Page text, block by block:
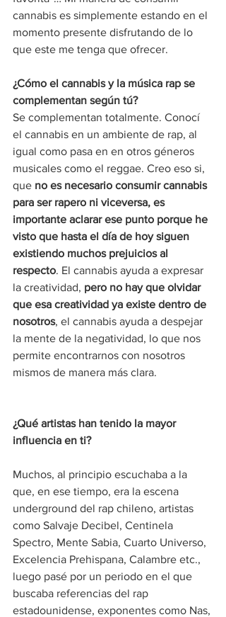
cannabis es simplemente estando en el
momento presente disfrutando de lo
que este me tenga que ofrecer.
¿Cómo el cannabis y la música rap se
complementan según tú?
Se complementan totalmente. Conocí
el cannabis en un ambiente de rap, al
igual como pasa en en otros géneros
musicales como el reggae. Creo eso si,
que no es necesario consumir cannabis
para ser rapero ni viceversa, es
importante aclarar ese punto porque he
visto que hasta el día de hoy siguen
existiendo muchos prejuicios al
respecto. El cannabis ayuda a expresar
la creatividad, pero no hay que olvidar
que esa creatividad ya existe dentro de
nosotros, el cannabis ayuda a despejar
la mente de la negatividad, lo que nos
permite encontrarnos con nosotros
mismos de manera más clara.
¿Qué artistas han tenido la mayor
influencia en ti?
Muchos, al principio escuchaba a la
que, en ese tiempo, era la escena
underground del rap chileno, artistas
como Salvaje Decibel, Centinela
Spectro, Mente Sabia, Cuarto Universo,
Excelencia Prehispana, Calambre etc.,
luego pasé por un periodo en el que
buscaba referencias del rap
estadounidense, exponentes como Nas,